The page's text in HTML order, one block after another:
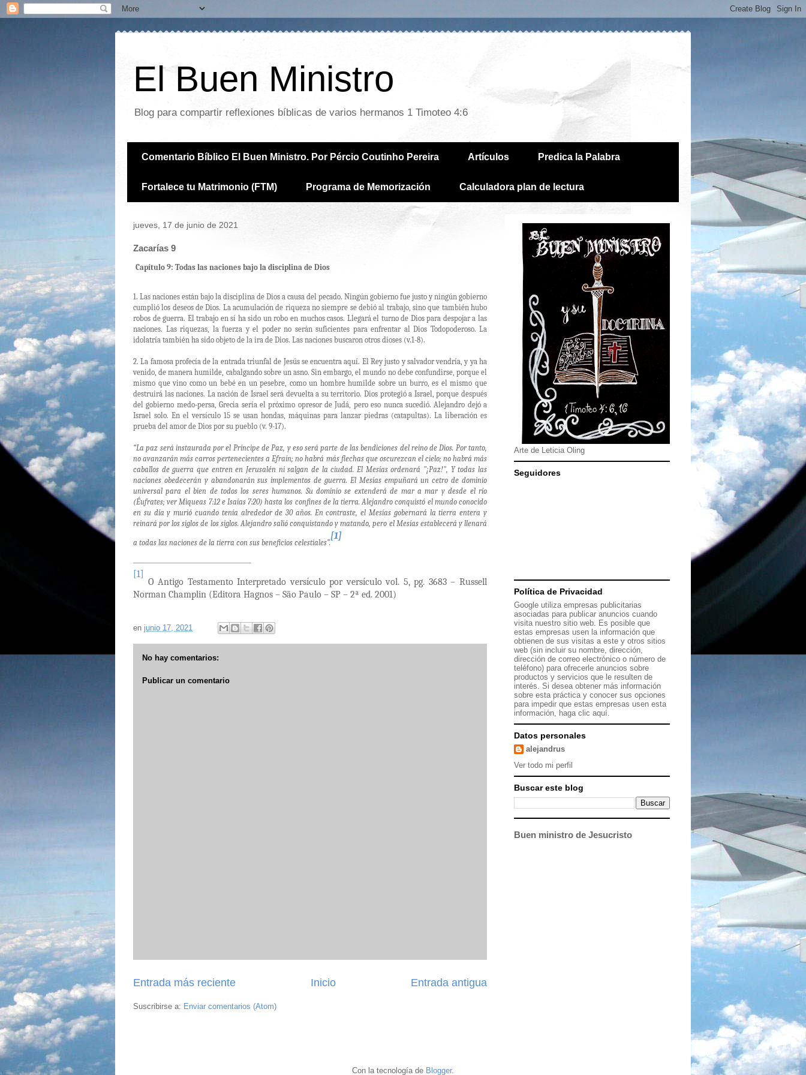
El Buen Ministro
Blog para compartir reflexiones bíblicas de varios hermanos 1 Timoteo 4:6
Comentario Bíblico El Buen Ministro. Por Pércio Coutinho Pereira Artículos Predica la Palabra
Fortalece tu Matrimonio (FTM) Programa de Memorización Calculadora plan de lectura
jueves, 17 de junio de 2021
Zacarías 9
Capítulo 9: Todas las naciones bajo la disciplina de Dios
1. Las naciones están bajo la disciplina de Dios a causa del pecado. Ningún gobierno fue justo y ningún gobierno
cumplió los deseos de Dios. La acumulación de riqueza no siempre se debió al trabajo, sino que también hubo
robos de guerra. El trabajo en sí ha sido un robo en muchos casos. Llegará el turno de Dios para despojar a las
naciones. Las riquezas, la fuerza y ​​el poder no serán suficientes para enfrentar al Dios Todopoderoso. La
idolatría también ha sido objeto de la ira de Dios. Las naciones buscaron otros dioses (v.1-8).
2. La famosa profecía de la entrada triunfal de Jesús se encuentra aquí. El Rey justo y salvador vendría, y ya ha
venido, de manera humilde, cabalgando sobre un asno. Sin embargo, el mundo no debe confundirse, porque el
mismo que vino como un bebé en un pesebre, como un hombre humilde sobre un burro, es el mismo que
destruirá las naciones. La nación de Israel será devuelta a su territorio. Dios protegió a Israel, porque después
del gobierno medo-persa, Grecia sería el próximo opresor de Judá, pero eso nunca sucedió. Alejandro dejó a
Israel solo. En el versículo 15 se usan hondas, máquinas para lanzar piedras (catapultas). La liberación es
prueba del amor de Dios por su pueblo (v. 9-17).
“La paz será instaurada por el Príncipe de Paz, y eso será parte de las bendiciones del reino de Dios. Por tanto,
no avanzarán más carros pertenecientes a Efraín; no habrá más flechas que oscurezcan el cielo; no habrá más
caballos de guerra que entren en Jerusalén ni salgan de la ciudad. El Mesías ordenará "¡Paz!", Y todas las
naciones obedecerán y abandonarán sus implementos de guerra. El Mesías empuñará un cetro de dominio
universal para el bien de todos los seres humanos. Su dominio se extenderá de mar a mar y desde el río
(Éufrates; ver Miqueas 7:12 e Isaías 7:20) hasta los confines de la tierra. Alejandro conquistó el mundo conocido
en su día y murió cuando tenía alrededor de 30 años. En contraste, el Mesías gobernará la tierra entera y
reinará por los siglos de los siglos. Alejandro salió conquistando y matando, pero el Mesías establecerá y llenará
a todas las naciones de la tierra con sus beneficios celestiales”.
[1]
[1]
O Antigo Testamento Interpretado versículo por versículo vol. 5, pg. 3683 – Russell
Norman Champlin (Editora Hagnos – São Paulo – SP – 2ª ed. 2001)
en junio 17, 2021
No hay comentarios:
Publicar un comentario
Entrada más reciente Entrada antigua
Inicio
Suscribirse a: Enviar comentarios (Atom)
Arte de Leticia Oling
Seguidores
Política de Privacidad
Google utiliza empresas publicitarias
asociadas para publicar anuncios cuando
visita nuestro sitio web. Es posible que
estas empresas usen la información que
obtienen de sus visitas a este y otros sitios
web (sin incluir su nombre, dirección,
dirección de correo electrónico o número de
teléfono) para ofrecerle anuncios sobre
productos y servicios que le resulten de
interés. Si desea obtener más información
sobre esta práctica y conocer sus opciones
para impedir que estas empresas usen esta
información, haga clic aquí.
Datos personales
alejandrus
Ver todo mi perfil
Buscar este blog
Buen ministro de Jesucristo
Con la tecnología de Blogger.